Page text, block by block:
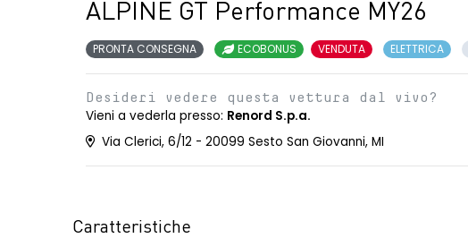
ALPINE GT Performance MY26
PRONTA CONSEGNA ECOBONUS VENDUTA ELETTRICA
Desideri vedere questa vettura dal vivo?
Vieni a vederla presso: Renord S.p.a.
Via Clerici, 6/12 - 20099 Sesto San Giovanni, MI
Caratteristiche